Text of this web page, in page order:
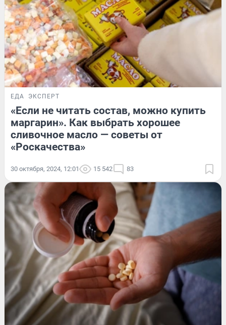
ЕДА ЭКСПЕРТ
«Если не читать состав, можно купить
маргарин». Как выбрать хорошее
сливочное масло — советы от
«Роскачества»
30 октября, 2024, 12:01 15 542 83